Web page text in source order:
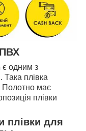
є одним з
Така плівка
Полотно має
плівки
плівки для